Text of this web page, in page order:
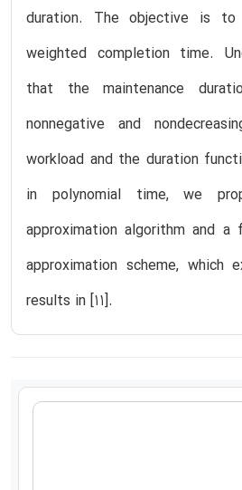
duration. The objective is
weighted completion time.
that the maintenance
nonnegative and
workload and the duration
in polynomial time, we
approximation algorithm and a
approximation scheme, which
results in [11].